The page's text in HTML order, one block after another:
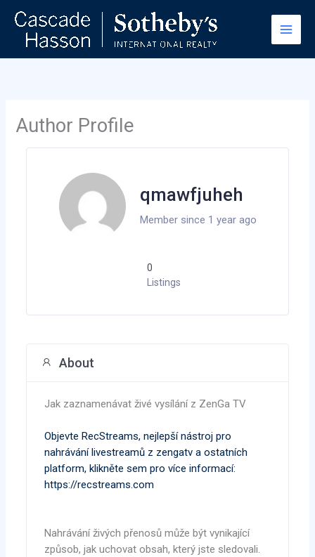
content
Author Profile
qmawfjuheh
Member since 1 year ago
0
Listings
About
Jak zaznamenávat živé vysílání z ZenGa TV
Objevte RecStreams, nejlepší nástroj pro
nahrávání livestreamů z zengatv a ostatních
platform, klikněte sem pro více informací:
https://recstreams.com
Nahrávání živých přenosů může být vynikající
způsob, jak uchovat obsah, který jste sledovali.